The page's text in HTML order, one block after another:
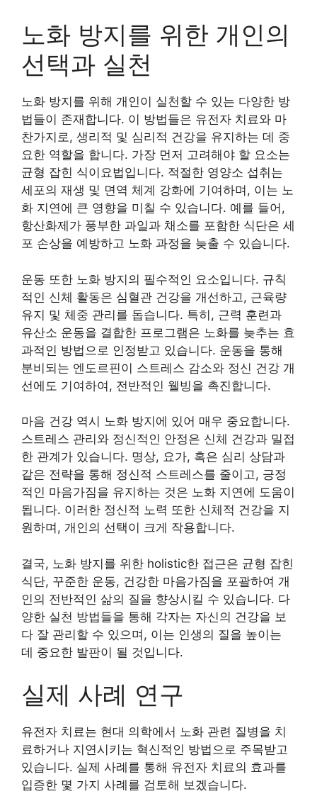
노화 방지를 위한 개인의
선택과 실천
노화 방지를 위해 개인이 실천할 수 있는 다양한 방
법들이 존재합니다. 이 방법들은 유전자 치료와 마
찬가지로, 생리적 및 심리적 건강을 유지하는 데 중
요한 역할을 합니다. 가장 먼저 고려해야 할 요소는
균형 잡힌 식이요법입니다. 적절한 영양소 섭취는
세포의 재생 및 면역 체계 강화에 기여하며, 이는 노
화 지연에 큰 영향을 미칠 수 있습니다. 예를 들어,
항산화제가 풍부한 과일과 채소를 포함한 식단은 세
포 손상을 예방하고 노화 과정을 늦출 수 있습니다.
운동 또한 노화 방지의 필수적인 요소입니다. 규칙
적인 신체 활동은 심혈관 건강을 개선하고, 근육량
유지 및 체중 관리를 돕습니다. 특히, 근력 훈련과
유산소 운동을 결합한 프로그램은 노화를 늦추는 효
과적인 방법으로 인정받고 있습니다. 운동을 통해
분비되는 엔도르핀이 스트레스 감소와 정신 건강 개
선에도 기여하여, 전반적인 웰빙을 촉진합니다.
마음 건강 역시 노화 방지에 있어 매우 중요합니다.
스트레스 관리와 정신적인 안정은 신체 건강과 밀접
한 관계가 있습니다. 명상, 요가, 혹은 심리 상담과
같은 전략을 통해 정신적 스트레스를 줄이고, 긍정
적인 마음가짐을 유지하는 것은 노화 지연에 도움이
됩니다. 이러한 정신적 노력 또한 신체적 건강을 지
원하며, 개인의 선택이 크게 작용합니다.
결국, 노화 방지를 위한 holistic한 접근은 균형 잡힌
식단, 꾸준한 운동, 건강한 마음가짐을 포괄하여 개
인의 전반적인 삶의 질을 향상시킬 수 있습니다. 다
양한 실천 방법들을 통해 각자는 자신의 건강을 보
다 잘 관리할 수 있으며, 이는 인생의 질을 높이는
데 중요한 발판이 될 것입니다.
실제 사례 연구
유전자 치료는 현대 의학에서 노화 관련 질병을 치
료하거나 지연시키는 혁신적인 방법으로 주목받고
있습니다. 실제 사례를 통해 유전자 치료의 효과를
입증한 몇 가지 사례를 검토해 보겠습니다.